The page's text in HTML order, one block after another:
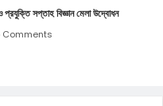
প্রযুক্তি সপ্তাহ বিজ্ঞান মেলা উদ্বোধন
Comments